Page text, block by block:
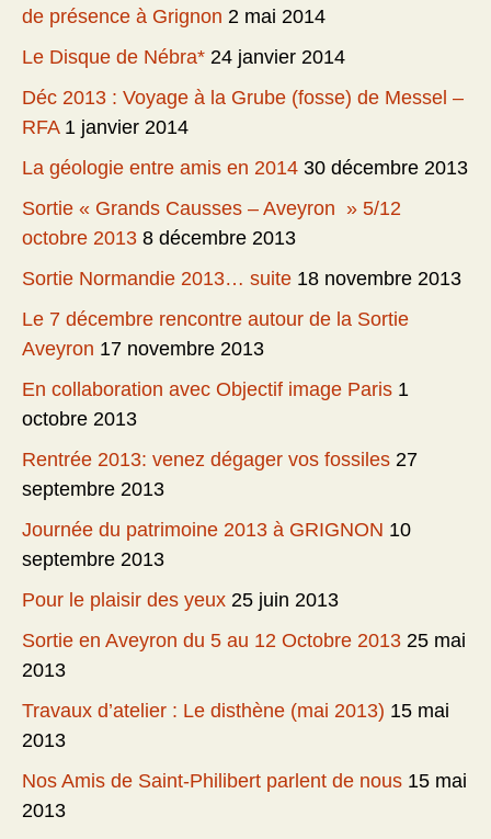
de présence à Grignon 2 mai 2014
Le Disque de Nébra* 24 janvier 2014
Déc 2013 : Voyage à la Grube (fosse) de Messel –
RFA 1 janvier 2014
La géologie entre amis en 2014 30 décembre 2013
Sortie « Grands Causses – Aveyron » 5/12
octobre 2013 8 décembre 2013
Sortie Normandie 2013… suite 18 novembre 2013
Le 7 décembre rencontre autour de la Sortie
Aveyron 17 novembre 2013
En collaboration avec Objectif image Paris 1
octobre 2013
Rentrée 2013: venez dégager vos fossiles 27
septembre 2013
Journée du patrimoine 2013 à GRIGNON 10
septembre 2013
Pour le plaisir des yeux 25 juin 2013
Sortie en Aveyron du 5 au 12 Octobre 2013 25 mai
2013
Travaux d’atelier : Le disthène (mai 2013) 15 mai
2013
Nos Amis de Saint-Philibert parlent de nous 15 mai
2013